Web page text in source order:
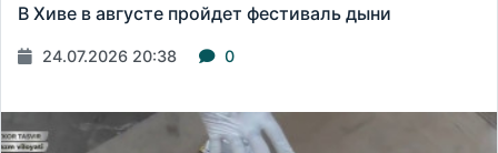
В Хиве в августе пройдет фестиваль дыни
24.07.2026 20:38 0